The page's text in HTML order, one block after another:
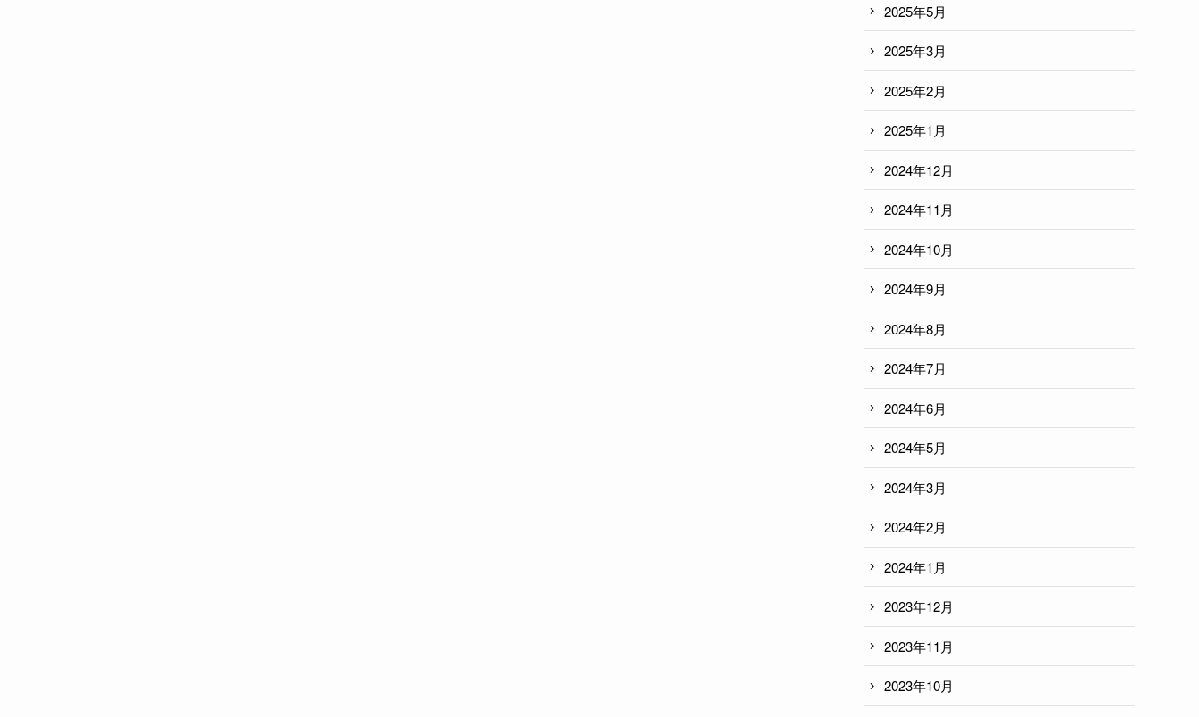
2025年5月
2025年3月
2025年2月
2025年1月
2024年12月
2024年11月
2024年10月
2024年9月
2024年8月
2024年7月
2024年6月
2024年5月
2024年3月
2024年2月
2024年1月
2023年12月
2023年11月
2023年10月